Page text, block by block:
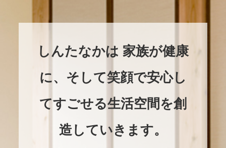
しんたなかは 家族が健康
に、そして笑顔で安心し
てすごせる生活空間を創
造していきます。